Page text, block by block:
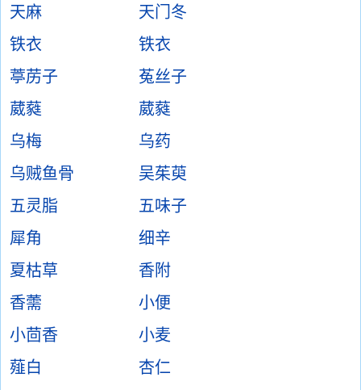
天麻
天门冬
铁衣
铁衣
葶苈子
菟丝子
葳蕤
葳蕤
乌梅
乌药
乌贼鱼骨
吴茱萸
五灵脂
五味子
犀角
细辛
夏枯草
香附
香薷
小便
小茴香
小麦
薤白
杏仁